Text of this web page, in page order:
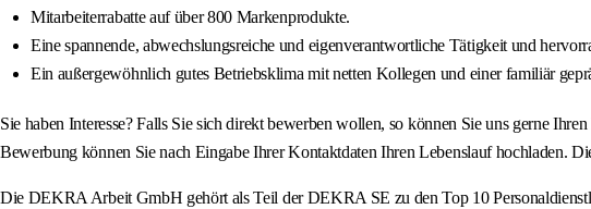
Mitarbeiterrabatte auf über 800 Markenprodukte.
Eine spannende, abwechslungsreiche und eigenverantwortliche Tätigkeit und
Ein außergewöhnlich gutes Betriebsklima mit netten Kollegen und einer familiär
Sie haben Interesse? Falls Sie sich direkt bewerben wollen, so können Sie uns gerne
Bewerbung können Sie nach Eingabe Ihrer Kontaktdaten Ihren Lebenslauf hochladen.
Die DEKRA Arbeit GmbH gehört als Teil der DEKRA SE zu den Top 10